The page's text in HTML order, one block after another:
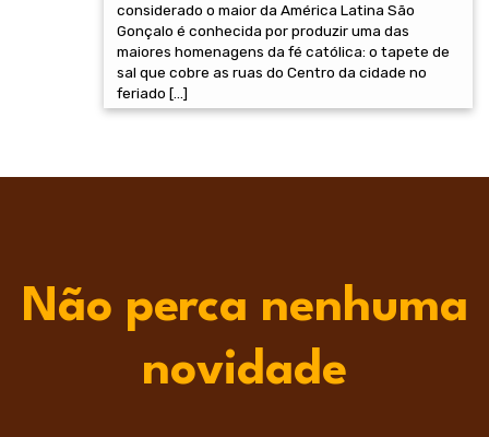
considerado o maior da América Latina São
Gonçalo é conhecida por produzir uma das
maiores homenagens da fé católica: o tapete de
sal que cobre as ruas do Centro da cidade no
feriado […]
Não perca nenhuma
novidade